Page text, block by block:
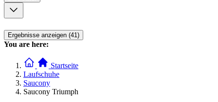
Ergebnisse anzeigen (41)
You are here:
Startseite
Laufschuhe
Saucony
Saucony Triumph